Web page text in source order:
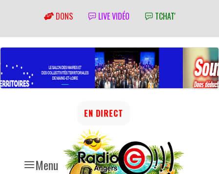
DONS LIVE VIDÉO TCHAT'
Menu
EN DIRECT